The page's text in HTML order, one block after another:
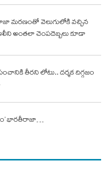
మరణంతో వెలుగులోకి వచ్చిన
అంతలా చెంపదెబ్బలు కూడా
తీరని లోటు.. దర్శక దిగ్గజం
భారతీరాజా…